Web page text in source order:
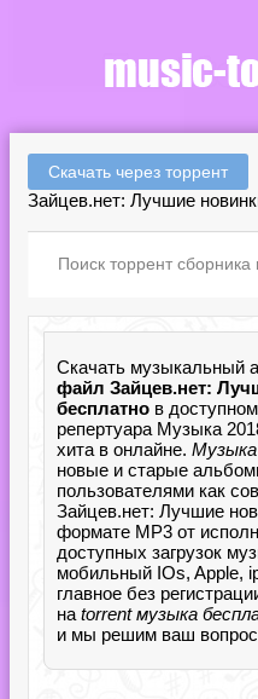
Скачать через торрент
Зайцев.нет: Лучшие
Скачать музыкальный
файл Зайцев.нет:
бесплатно в
репертуара Музыка
хита в онлайне.
новые и старые
пользователями как
Зайцев.нет: Лучшие
формате MP3 от
доступных загрузок
мобильный IOs, Apple,
главное без
на torrent музыка
и мы решим ваш